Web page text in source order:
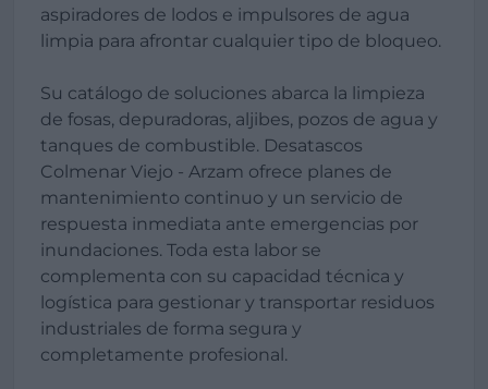
aspiradores de lodos e impulsores de agua
limpia para afrontar cualquier tipo de bloqueo.
Su catálogo de soluciones abarca la limpieza
de fosas, depuradoras, aljibes, pozos de agua y
tanques de combustible. Desatascos
Colmenar Viejo - Arzam ofrece planes de
mantenimiento continuo y un servicio de
respuesta inmediata ante emergencias por
inundaciones. Toda esta labor se
complementa con su capacidad técnica y
logística para gestionar y transportar residuos
industriales de forma segura y
completamente profesional.